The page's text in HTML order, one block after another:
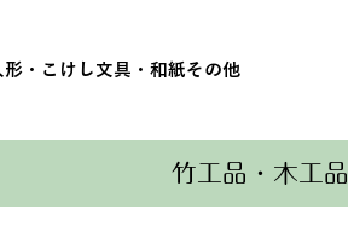
形・こけし 文具・和紙その他
竹工品・木工品